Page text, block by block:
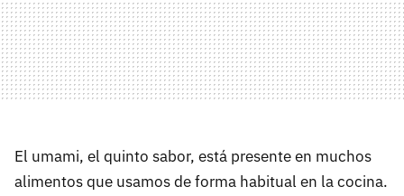
El umami, el quinto sabor, está presente en muchos
alimentos que usamos de forma habitual en la cocina.